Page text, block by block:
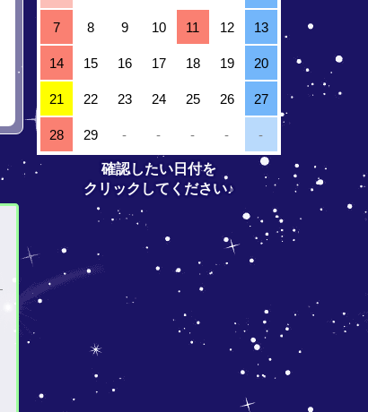
7 8 9 10 11 12 13
14 15 16 17 18 19 20
21 22 23 24 25 26 27
28 29 - - - - -
確認したい日付を
クリックしてください♪